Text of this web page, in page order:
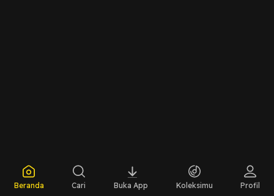
Beranda Cari Buka App Koleksimu Profil